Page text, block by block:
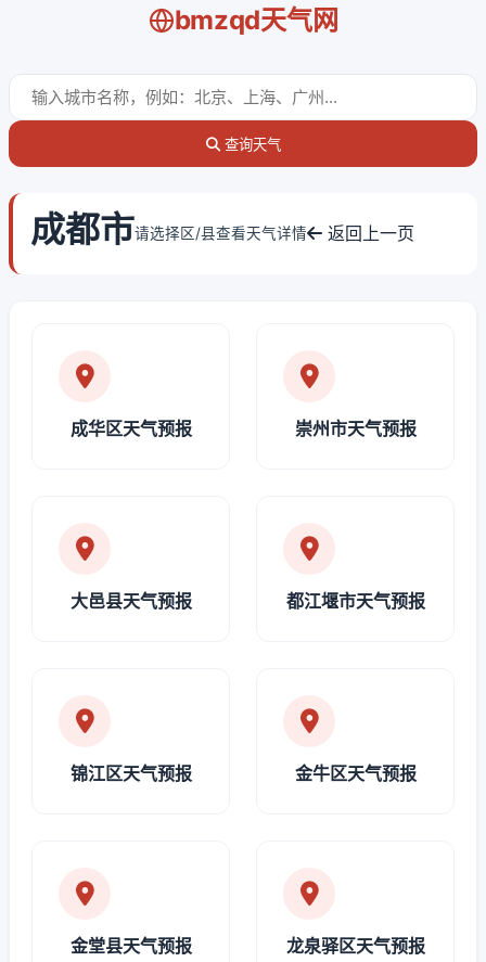
bmzqd天气网
查询天气
成都市请选择区/县查看天气详情 返回上一页
成华区天气预报 崇州市天气预报
大邑县天气预报 都江堰市天气预报
锦江区天气预报 金牛区天气预报
金堂县天气预报 龙泉驿区天气预报